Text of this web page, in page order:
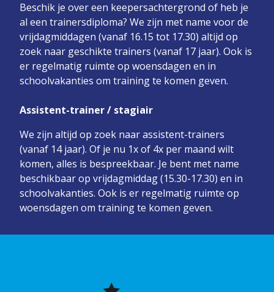
Beschik je over een keepersachtergrond of heb je
al een trainersdiploma? We zijn met name voor de
vrijdagmiddagen (vanaf 16.15 tot 17.30) altijd op
zoek naar geschikte trainers (vanaf 17 jaar). Ook is
er regelmatig ruimte op woensdagen en in
schoolvakanties om training te komen geven.
Assistent-trainer / stagiair
We zijn altijd op zoek naar assistent-trainers
(vanaf 14 jaar). Of je nu 1x of 4x per maand wilt
komen, alles is bespreekbaar. Je bent met name
beschikbaar op vrijdagmiddag (15.30-17.30) en in
schoolvakanties. Ook is er regelmatig ruimte op
woensdagen om training te komen geven.